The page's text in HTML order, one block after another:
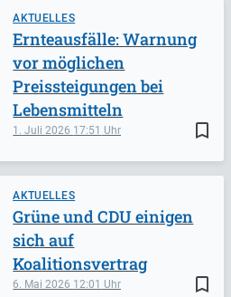
AKTUELLES
bookmark_border
1. Juli 2026 17:51
Ernteausfälle: Warnung
vor möglichen
Preissteigungen bei
Lebensmitteln
AKTUELLES
bookmark_border
6. Mai 2026 12:01
Grüne und CDU einigen
sich auf
Koalitionsvertrag